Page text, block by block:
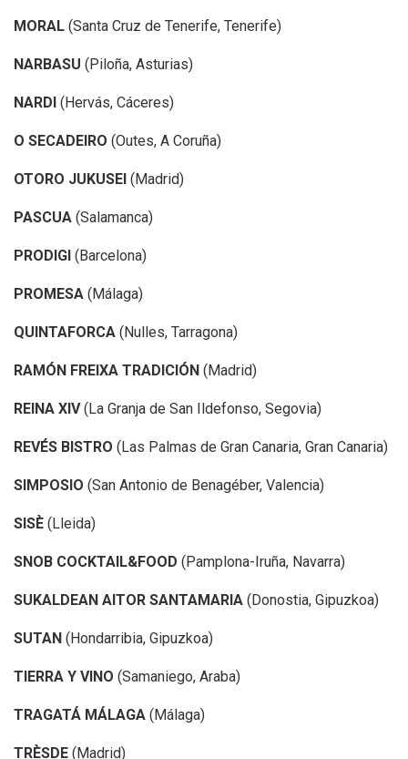
MORAL (Santa Cruz de Tenerife, Tenerife)
NARBASU (Piloña, Asturias)
NARDI (Hervás, Cáceres)
O SECADEIRO (Outes, A Coruña)
OTORO JUKUSEI (Madrid)
PASCUA (Salamanca)
PRODIGI (Barcelona)
PROMESA (Málaga)
QUINTAFORCA (Nulles, Tarragona)
RAMÓN FREIXA TRADICIÓN (Madrid)
REINA XIV(La Granja de San Ildefonso, Segovia)
REVÉS BISTRO (Las Palmas de Gran Canaria, Gran Canaria)
SIMPOSIO (San Antonio de Benagéber, Valencia)
SISÈ (Lleida)
SNOB COCKTAIL&FOOD (Pamplona-Iruña, Navarra)
SUKALDEAN AITOR SANTAMARIA (Donostia, Gipuzkoa)
SUTAN (Hondarribia, Gipuzkoa)
TIERRA Y VINO (Samaniego, Araba)
TRAGATÁ MÁLAGA (Málaga)
TRÈSDE (Madrid)